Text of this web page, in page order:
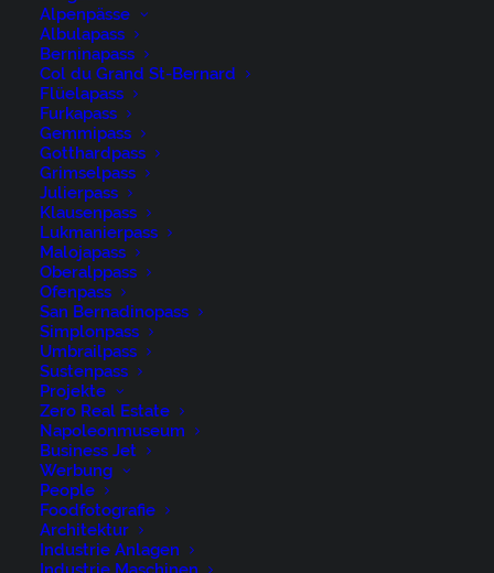
Alpenpässe
Albulapass
Berninapass
Col du Grand St-Bernard
Flüelapass
Furkapass
Gemmipass
Gotthardpass
Grimselpass
Julierpass
Klausenpass
Lukmanierpass
Malojapass
Oberalppass
Ofenpass
San Bernadinopass
Simplonpass
Umbrailpass
Sustenpass
Projekte
Zero Real Estate
Napoleonmuseum
Business Jet
Werbung
People
Foodfotografie
Architektur
Industrie Anlagen
René Niederer Fotografie
Nürigstrasse 4
CH 9107 Urnäsch
Switzerland
Phone: +41 79 262 46 52
niederer@artwiese.ch